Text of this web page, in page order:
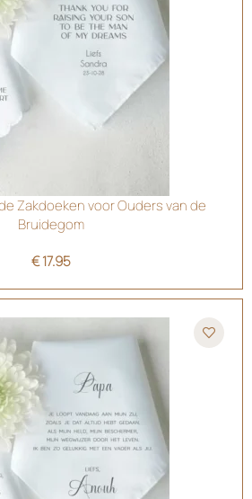
Zakdoeken voor Ouders van de
Bruidegom
€17.95